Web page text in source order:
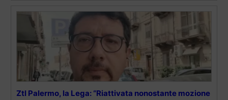
Ztl Palermo, la Lega: “Riattivata nonostante mozione